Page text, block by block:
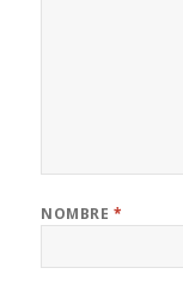
NOMBRE *